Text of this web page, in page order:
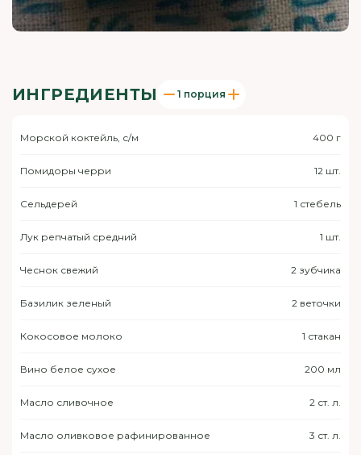
ИНГРЕДИЕНТЫ 1 порция
Морской коктейль, с/м 400 г
Помидоры черри 12 шт.
Сельдерей 1 стебель
Лук репчатый средний 1 шт.
Чеснок свежий 2 зубчика
Базилик зеленый 2 веточки
Кокосовое молоко 1 стакан
Вино белое сухое 200 мл
Масло сливочное 2 ст. л.
Масло оливковое рафинированное 3 ст. л.